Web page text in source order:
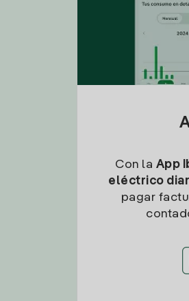
Con la App
eléctrico
pagar